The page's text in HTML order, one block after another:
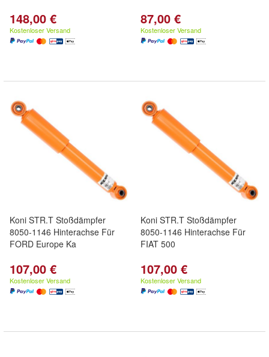
148,00 €
Kostenloser Versand
87,00 €
Kostenloser Versand
Koni STR.T Stoßdämpfer
8050-1146 Hinterachse Für
FORD Europe Ka
107,00 €
Kostenloser Versand
Koni STR.T Stoßdämpfer
8050-1146 Hinterachse Für
FIAT 500
107,00 €
Kostenloser Versand